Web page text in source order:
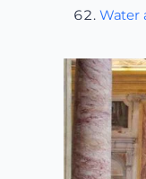
Water